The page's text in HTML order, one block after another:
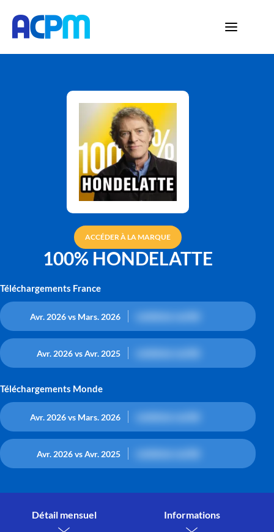
ACCÉDER À LA MARQUE
100% HONDELATTE
Téléchargements France
Avr. 2026 vs Mars. 2026
Avr. 2026 vs Avr. 2025
Téléchargements Monde
Avr. 2026 vs Mars. 2026
Avr. 2026 vs Avr. 2025
Détail mensuel Informations